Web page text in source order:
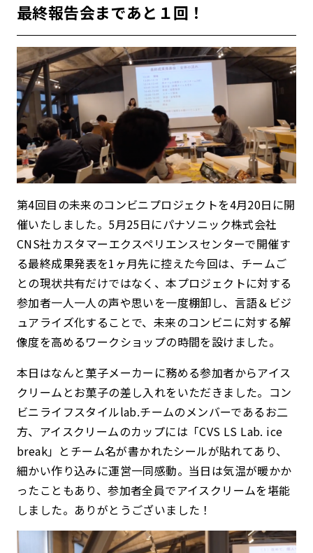
最終報告会まであと１回！
第4回目の未来のコンビニプロジェクトを4月20日に開
催いたしました。5月25日にパナソニック株式会社
CNS社カスタマーエクスペリエンスセンターで開催す
る最終成果発表を1ヶ月先に控えた今回は、チームご
との現状共有だけではなく、本プロジェクトに対する
参加者一人一人の声や思いを一度棚卸し、言語＆ビジ
ュアライズ化することで、未来のコンビニに対する解
像度を高めるワークショップの時間を設けました。
本日はなんと菓子メーカーに務める参加者からアイス
クリームとお菓子の差し入れをいただきました。コン
ビニライフスタイルlab.チームのメンバーであるお二
方、アイスクリームのカップには「CVS LS Lab. ice
break」とチーム名が書かれたシールが貼れてあり、
細かい作り込みに運営一同感動。当日は気温が暖かか
ったこともあり、参加者全員でアイスクリームを堪能
しました。ありがとうございました！